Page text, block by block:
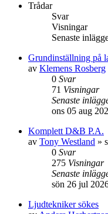
Trådar
Svar
Visningar
Senaste
Grundinställning på
av Klemens Rosberg
0 Svar
71 Visningar
Senaste
ons 05 aug
Komplett D&B P.A.
av Tony Westland »
0 Svar
275 Visningar
Senaste
sön 26 jul
Ljudtekniker sökes